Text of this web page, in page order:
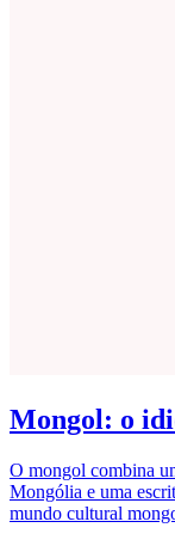
Mongol: o
O mongol combina
Mongólia e uma
mundo cultural